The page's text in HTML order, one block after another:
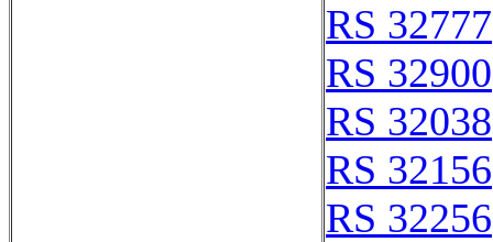
RS 32777
RS 32900
RS 32038
RS 32156
RS 32256